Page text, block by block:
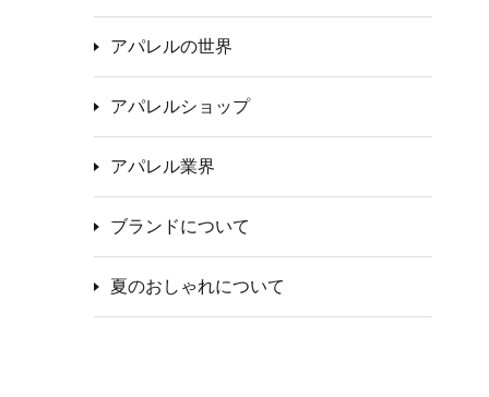
アパレルの世界
アパレルショップ
アパレル業界
ブランドについて
夏のおしゃれについて